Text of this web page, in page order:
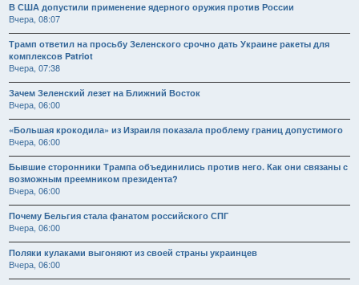
В США допустили применение ядерного оружия против России
Вчера, 08:07
Трамп ответил на просьбу Зеленского срочно дать Украине ракеты для
комплексов Patriot
Вчера, 07:38
Зачем Зеленский лезет на Ближний Восток
Вчера, 06:00
«Большая крокодила» из Израиля показала проблему границ допустимого
Вчера, 06:00
Бывшие сторонники Трампа объединились против него. Как они связаны с
возможным преемником президента?
Вчера, 06:00
Почему Бельгия стала фанатом российского СПГ
Вчера, 06:00
Поляки кулаками выгоняют из своей страны украинцев
Вчера, 06:00